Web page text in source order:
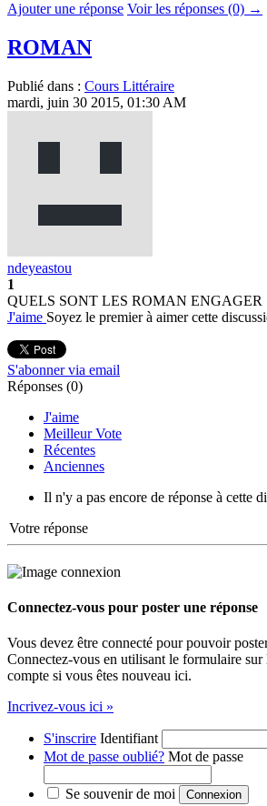
Ajouter une réponse Voir les réponses (0) →
ROMAN
Publié dans : Cours Littéraire
mardi, juin 30 2015, 01:30 AM
ndeyeastou
1
QUELS SONT LES ROMAN ENGAGER
J'aime Soyez le premier à aimer cette
S'abonner via email
Réponses (0)
J'aime
Meilleur Vote
Récentes
Anciennes
Il n'y a pas encore de réponse à cette
Votre réponse
Connectez-vous pour poster une réponse
Vous devez être connecté pour pouvoir
Connectez-vous en utilisant le formulaire sur
compte si vous êtes nouveau ici.
Incrivez-vous ici »
S'inscrire Identifiant
Mot de passe oublié? Mot de passe
Se souvenir de moi